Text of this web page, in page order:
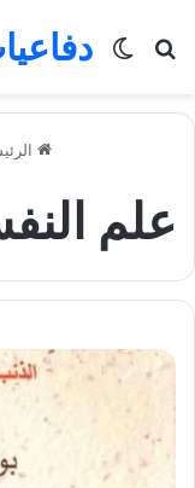
بحث
الوضع
علم